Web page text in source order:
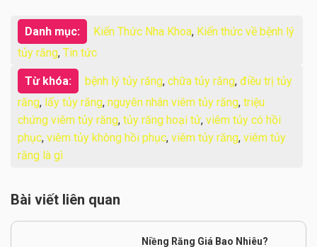
Danh mục: Kiến Thức Nha Khoa, Kiến thức về bệnh lý
tủy răng, Tin tức
Từ khóa: bệnh lý tủy răng, chữa tủy răng, điều trị tủy
răng, lấy tủy răng, nguyên nhân viêm tủy răng, triệu
chứng viêm tủy răng, tủy răng hoại tử, viêm tủy có hồi
phục, viêm tủy không hồi phục, viêm tủy răng, viêm tủy
răng là gì
Bài viết liên quan
Niềng Răng Giá Bao Nhiêu?